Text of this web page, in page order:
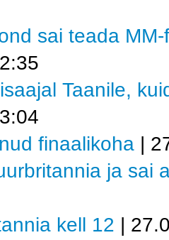
sai teada
Taanile,
finaalikoha |
ja sai
kell 12 |